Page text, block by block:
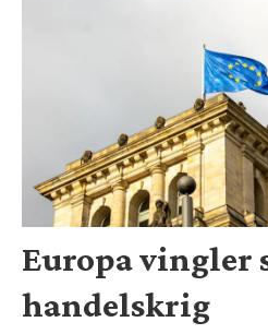
Europa vingler
handelskrig